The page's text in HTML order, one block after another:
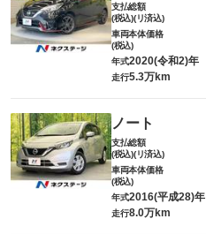
支払総額
(税込)(リ済込)
車両本体価格
(税込)
年式2020(令和2)年
走行5.3万km
ノート
支払総額
(税込)(リ済込)
車両本体価格
(税込)
年式2016(平成28)年
走行8.0万km